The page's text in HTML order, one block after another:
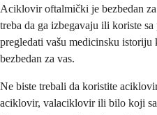
Aciklovir oftalmički je bezbedan
treba da ga izbegavaju ili koriste
pregledati vašu medicinsku
bezbedan za vas.
Ne biste trebali da koristite
aciklovir, valaciklovir ili bilo koji